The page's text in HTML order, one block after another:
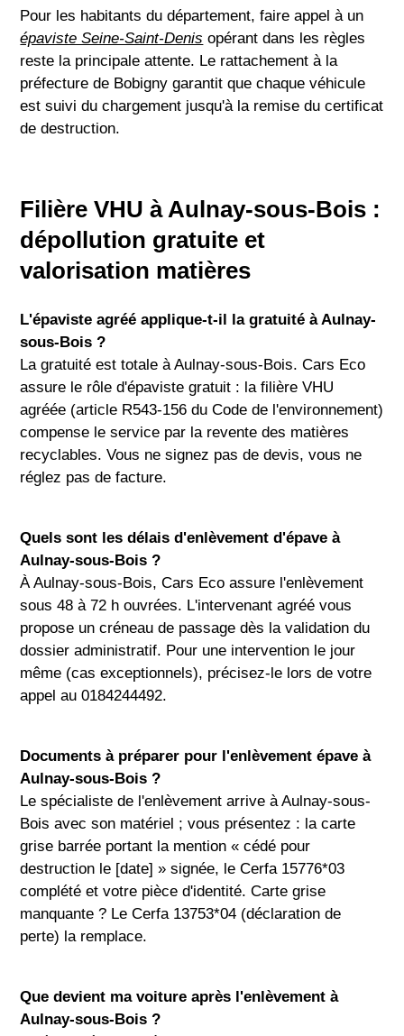
Pour les habitants du département, faire appel à un
épaviste Seine-Saint-Denis opérant dans les règles
reste la principale attente. Le rattachement à la
préfecture de Bobigny garantit que chaque véhicule
est suivi du chargement jusqu'à la remise du certificat
de destruction.
Filière VHU à Aulnay-sous-Bois :
dépollution gratuite et
valorisation matières
L'épaviste agréé applique-t-il la gratuité à Aulnay-
sous-Bois ?
La gratuité est totale à Aulnay-sous-Bois. Cars Eco
assure le rôle d'épaviste gratuit : la filière VHU
agréée (article R543-156 du Code de l'environnement)
compense le service par la revente des matières
recyclables. Vous ne signez pas de devis, vous ne
réglez pas de facture.
Quels sont les délais d'enlèvement d'épave à
Aulnay-sous-Bois ?
À Aulnay-sous-Bois, Cars Eco assure l'enlèvement
sous 48 à 72 h ouvrées. L'intervenant agréé vous
propose un créneau de passage dès la validation du
dossier administratif. Pour une intervention le jour
même (cas exceptionnels), précisez-le lors de votre
appel au 0184244492.
Documents à préparer pour l'enlèvement épave à
Aulnay-sous-Bois ?
Le spécialiste de l'enlèvement arrive à Aulnay-sous-
Bois avec son matériel ; vous présentez : la carte
grise barrée portant la mention « cédé pour
destruction le [date] » signée, le Cerfa 15776*03
complété et votre pièce d'identité. Carte grise
manquante ? Le Cerfa 13753*04 (déclaration de
perte) la remplace.
Que devient ma voiture après l'enlèvement à
Aulnay-sous-Bois ?